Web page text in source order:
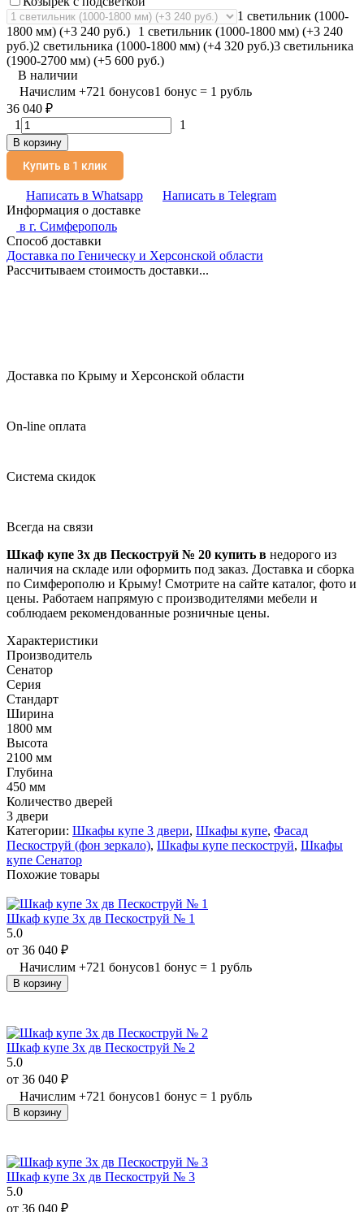
1 светильник (1000-
1800 мм) (+3 240 руб.)
1 светильник (1000-1800 мм) (+3 240
руб.)2 светильника (1000-1800 мм) (+4 320 руб.)3 светильника
(1900-2700 мм) (+5 600 руб.)
В наличии
Начислим +721 бонусов1 бонус = 1 рубль
36 040 ₽
1
1
В корзину
Купить в 1 клик
Написать в Whatsapp
Написать в Telegram
Информация о доставке
в г. Симферополь
Способ доставки
Доставка по Геническу и Херсонской области
Рассчитываем стоимость доставки...
Доставка по Крыму и Херсонской области
On-line оплата
Система скидок
Всегда на связи
Шкаф купе 3х дв Пескоструй № 20 купить в недорого из
наличия на складе или оформить под заказ. Доставка и сборка
по Симферополю и Крыму! Смотрите на сайте каталог, фото и
цены. Работаем напрямую с производителями мебели и
соблюдаем рекомендованные розничные цены.
Характеристики
Производитель
Сенатор
Серия
Стандарт
Ширина
1800 мм
Высота
2100 мм
Глубина
450 мм
Количество дверей
3 двери
Категории: Шкафы купе 3 двери, Шкафы купе, Фасад
Пескоструй (фон зеркало), Шкафы купе пескоструй, Шкафы
купе Сенатор
Похожие товары
Шкаф купе 3х дв Пескоструй № 1
5.0
от 36 040 ₽
Начислим +721 бонусов1 бонус = 1 рубль
В корзину
Шкаф купе 3х дв Пескоструй № 2
5.0
от 36 040 ₽
Начислим +721 бонусов1 бонус = 1 рубль
В корзину
Шкаф купе 3х дв Пескоструй № 3
5.0
от 36 040 ₽